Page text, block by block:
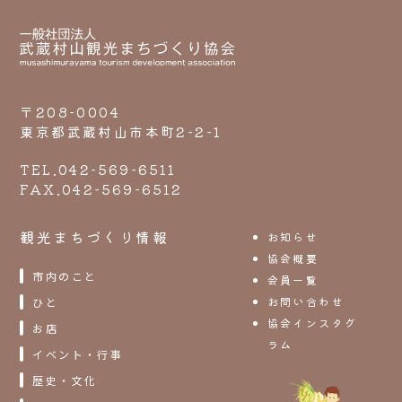
〒208-0004
東京都武蔵村山市本町2-2-1
TEL.042-569-6511
FAX.042-569-6512
観光まちづくり情報
市内のこと
ひと
お店
イベント・行事
歴史・文化
お知らせ
協会概要
会員一覧
お問い合わせ
協会インスタグ
ラム